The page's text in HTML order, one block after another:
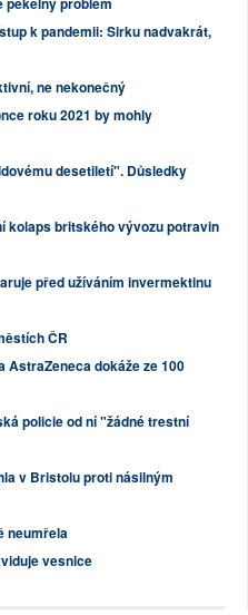
k pandemii: Sirku nadvakrát,
ne nekonečný
roku 2021 by mohly
desetiletí". Důsledky
kolaps britského vývozu potravin
před užíváním invermektinu
ČR
dokáže ze 100
policie od ní "žádné trestní
v Bristolu proti násilným
neumřela
vesnice